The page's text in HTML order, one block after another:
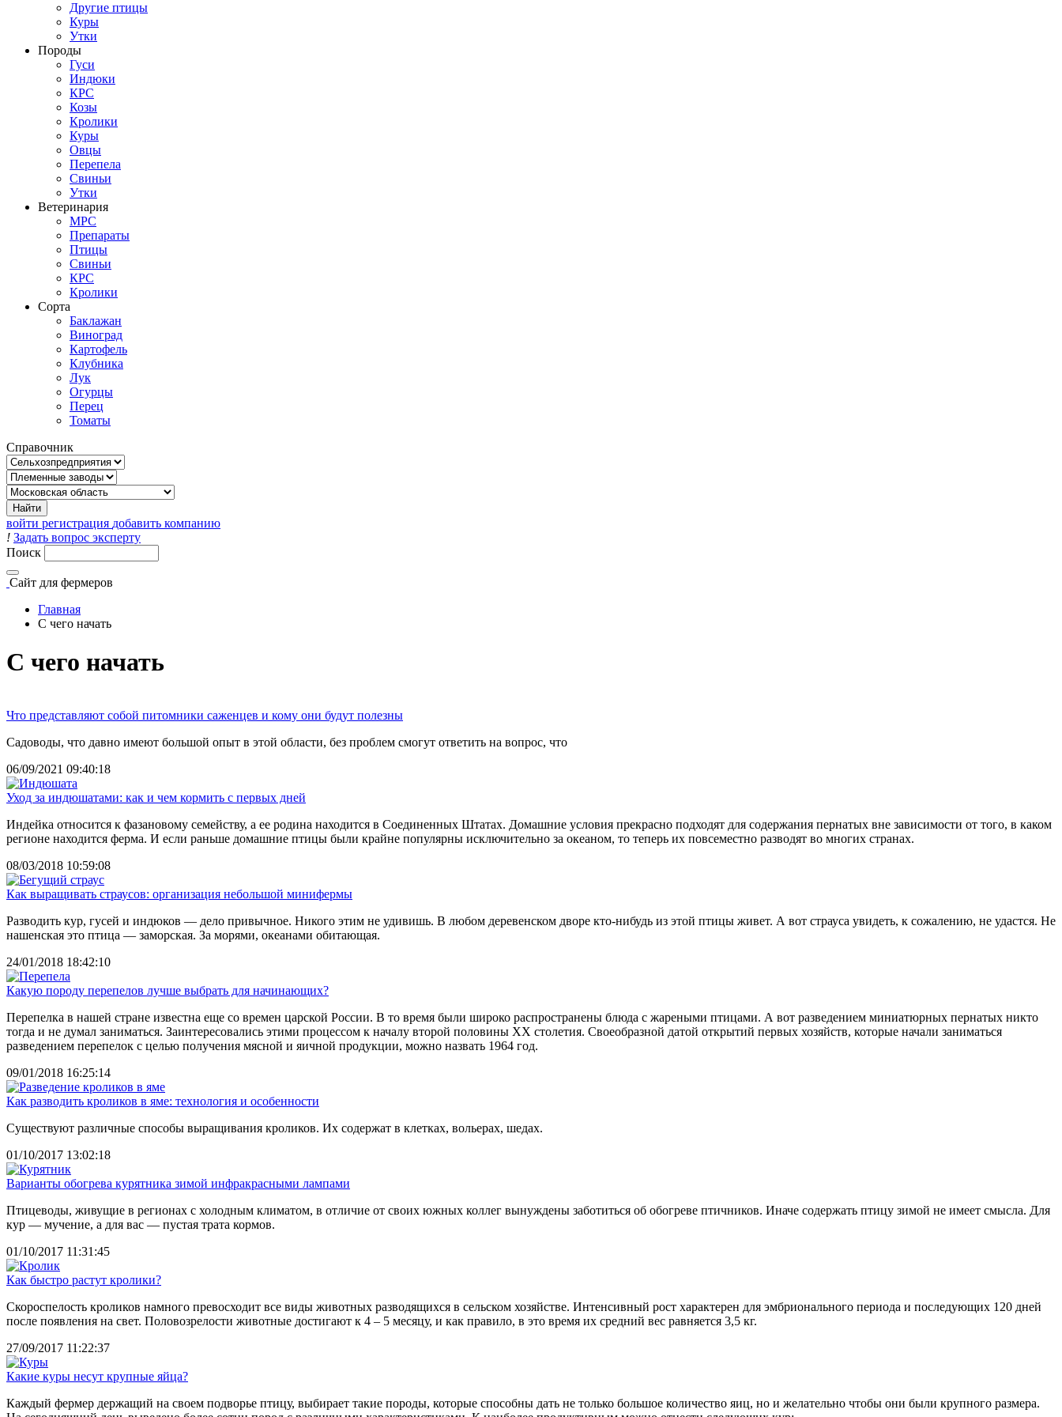
Другие птицы
Куры
Утки
Породы
Гуси
Индюки
КРС
Козы
Кролики
Куры
Овцы
Перепела
Свиньи
Утки
Ветеринария
МРС
Препараты
Птицы
Свиньи
КРС
Кролики
Сорта
Баклажан
Виноград
Картофель
Клубника
Лук
Огурцы
Перец
Томаты
Справочник
войти регистрация добавить компанию
! Задать вопрос эксперту
Поиск
Сайт для фермеров
Главная
С чего начать
С чего начать
Что представляют собой питомники саженцев и кому они будут полезны
Садоводы, что давно имеют большой опыт в этой области, без проблем смогут ответить на вопрос, что
06/09/2021 09:40:18
Уход за индюшатами: как и чем кормить с первых дней
Индейка относится к фазановому семейству, а ее родина находится в Соединенных Штатах. Домашние условия прекрасно подходят для содержания пернатых вне зависимости от того, в каком
регионе находится ферма. И если раньше домашние птицы были крайне популярны исключительно за океаном, то теперь их повсеместно разводят во многих странах.
08/03/2018 10:59:08
Как выращивать страусов: организация небольшой минифермы
Разводить кур, гусей и индюков — дело привычное. Никого этим не удивишь. В любом деревенском дворе кто-нибудь из этой птицы живет. А вот страуса увидеть, к сожалению, не удастся. Не
нашенская это птица — заморская. За морями, океанами обитающая.
24/01/2018 18:42:10
Какую породу перепелов лучше выбрать для начинающих?
Перепелка в нашей стране известна еще со времен царской России. В то время были широко распространены блюда с жареными птицами. А вот разведением миниатюрных пернатых никто
тогда и не думал заниматься. Заинтересовались этими процессом к началу второй половины ХХ столетия. Своеобразной датой открытий первых хозяйств, которые начали заниматься
разведением перепелок с целью получения мясной и яичной продукции, можно назвать 1964 год.
09/01/2018 16:25:14
Как разводить кроликов в яме: технология и особенности
Существуют различные способы выращивания кроликов. Их содержат в клетках, вольерах, шедах.
01/10/2017 13:02:18
Варианты обогрева курятника зимой инфракрасными лампами
Птицеводы, живущие в регионах с холодным климатом, в отличие от своих южных коллег вынуждены заботиться об обогреве птичников. Иначе содержать птицу зимой не имеет смысла. Для
кур — мучение, а для вас — пустая трата кормов.
01/10/2017 11:31:45
Как быстро растут кролики?
Скороспелость кроликов намного превосходит все виды животных разводящихся в сельском хозяйстве. Интенсивный рост характерен для эмбрионального периода и последующих 120 дней
после появления на свет. Половозрелости животные достигают к 4 – 5 месяцу, и как правило, в это время их средний вес равняется 3,5 кг.
27/09/2017 11:22:37
Какие куры несут крупные яйца?
Каждый фермер держащий на своем подворье птицу, выбирает такие породы, которые способны дать не только большое количество яиц, но и желательно чтобы они были крупного размера.